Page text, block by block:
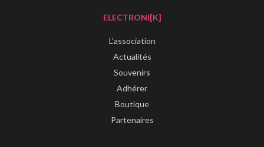
ELECTRONI[K]
L'association
Actualités
Souvenirs
Adhérer
Boutique
Partenaires